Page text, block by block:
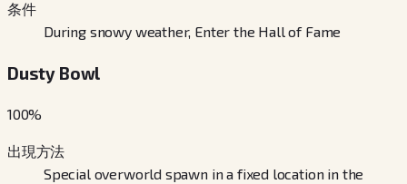
条件
During snowy weather, Enter the Hall of Fame
Dusty Bowl
100%
出現方法
Special overworld spawn in a fixed location in the